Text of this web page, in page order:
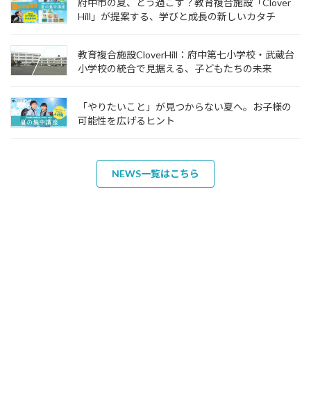
府中市の夏、どう過ごす？教育複合施設「Clover
Hill」が提案する、学びと成長の新しいカタチ
教育複合施設CloverHill：府中第七小学校・武蔵台
小学校の統合で見据える、子どもたちの未来
「やりたいこと」が見つからない夏へ。お子様の
可能性を広げるヒント
NEWS一覧はこちら